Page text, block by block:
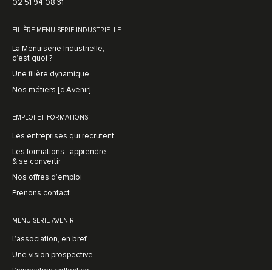
02 51 94 08 31
FILIÈRE MENUISERIE INDUSTRIELLE
La Menuiserie Industrielle,
c’est quoi ?
Une filière dynamique
Nos métiers [d’Avenir]
EMPLOI ET FORMATIONS
Les entreprises qui recrutent
Les formations : apprendre
& se convertir
Nos offres d’emploi
Prenons contact
MENUISERIE AVENIR
L’association, en bref
Une vision prospective